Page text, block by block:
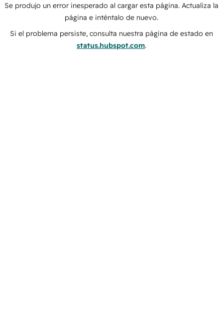
Se produjo un error inesperado al cargar esta página. Actualiza la
página e inténtalo de nuevo.
Si el problema persiste, consulta nuestra página de estado en
status.hubspot.com.